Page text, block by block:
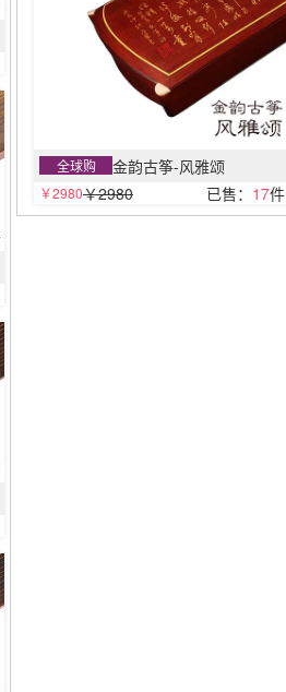
全球购 金韵古筝-风雅颂
￥2980￥2980 已售： 17件